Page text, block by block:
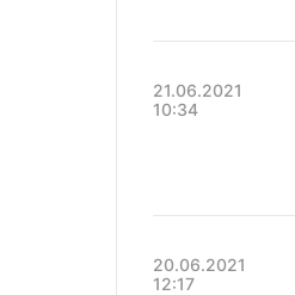
21.06.2021
10:34
20.06.2021
12:17